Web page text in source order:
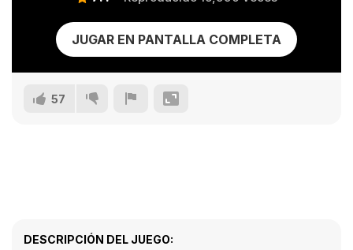
JUGAR EN PANTALLA COMPLETA
57
DESCRIPCIÓN DEL JUEGO: